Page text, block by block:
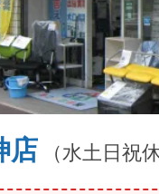
店 （水土日祝休